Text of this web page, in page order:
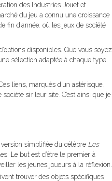
des Industries Jouet et
du jeu a connu une croissance
fin d’année, où les jeux de société
disponibles. Que vous soyez
sélection adaptée à chaque type
liens, marqués d’un astérisque,
sir leur site. C’est ainsi que je
simplifiée du célèbre Les
Le but est d’être le premier à
les jeunes joueurs à la réflexion.
trouver des objets spécifiques